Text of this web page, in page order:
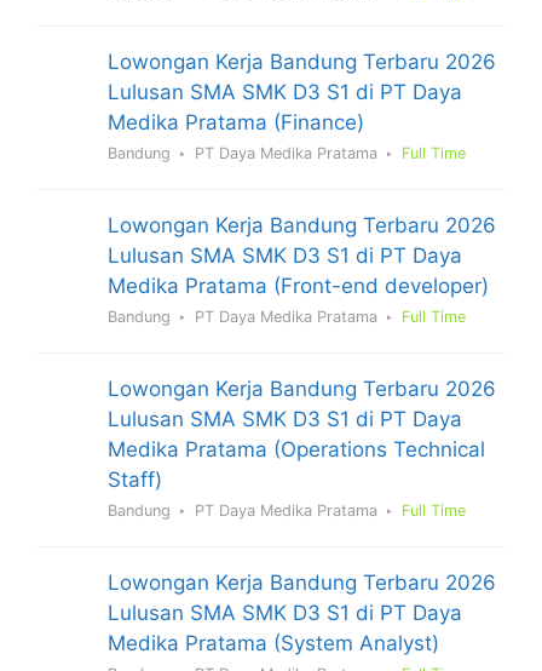
Lowongan Kerja Bandung Terbaru 2026
Lulusan SMA SMK D3 S1 di PT Daya
Medika Pratama (Finance)
Bandung PT Daya Medika Pratama Full Time
Lowongan Kerja Bandung Terbaru 2026
Lulusan SMA SMK D3 S1 di PT Daya
Medika Pratama (Front-end developer)
Bandung PT Daya Medika Pratama Full Time
Lowongan Kerja Bandung Terbaru 2026
Lulusan SMA SMK D3 S1 di PT Daya
Medika Pratama (Operations Technical
Staff)
Bandung PT Daya Medika Pratama Full Time
Lowongan Kerja Bandung Terbaru 2026
Lulusan SMA SMK D3 S1 di PT Daya
Medika Pratama (System Analyst)